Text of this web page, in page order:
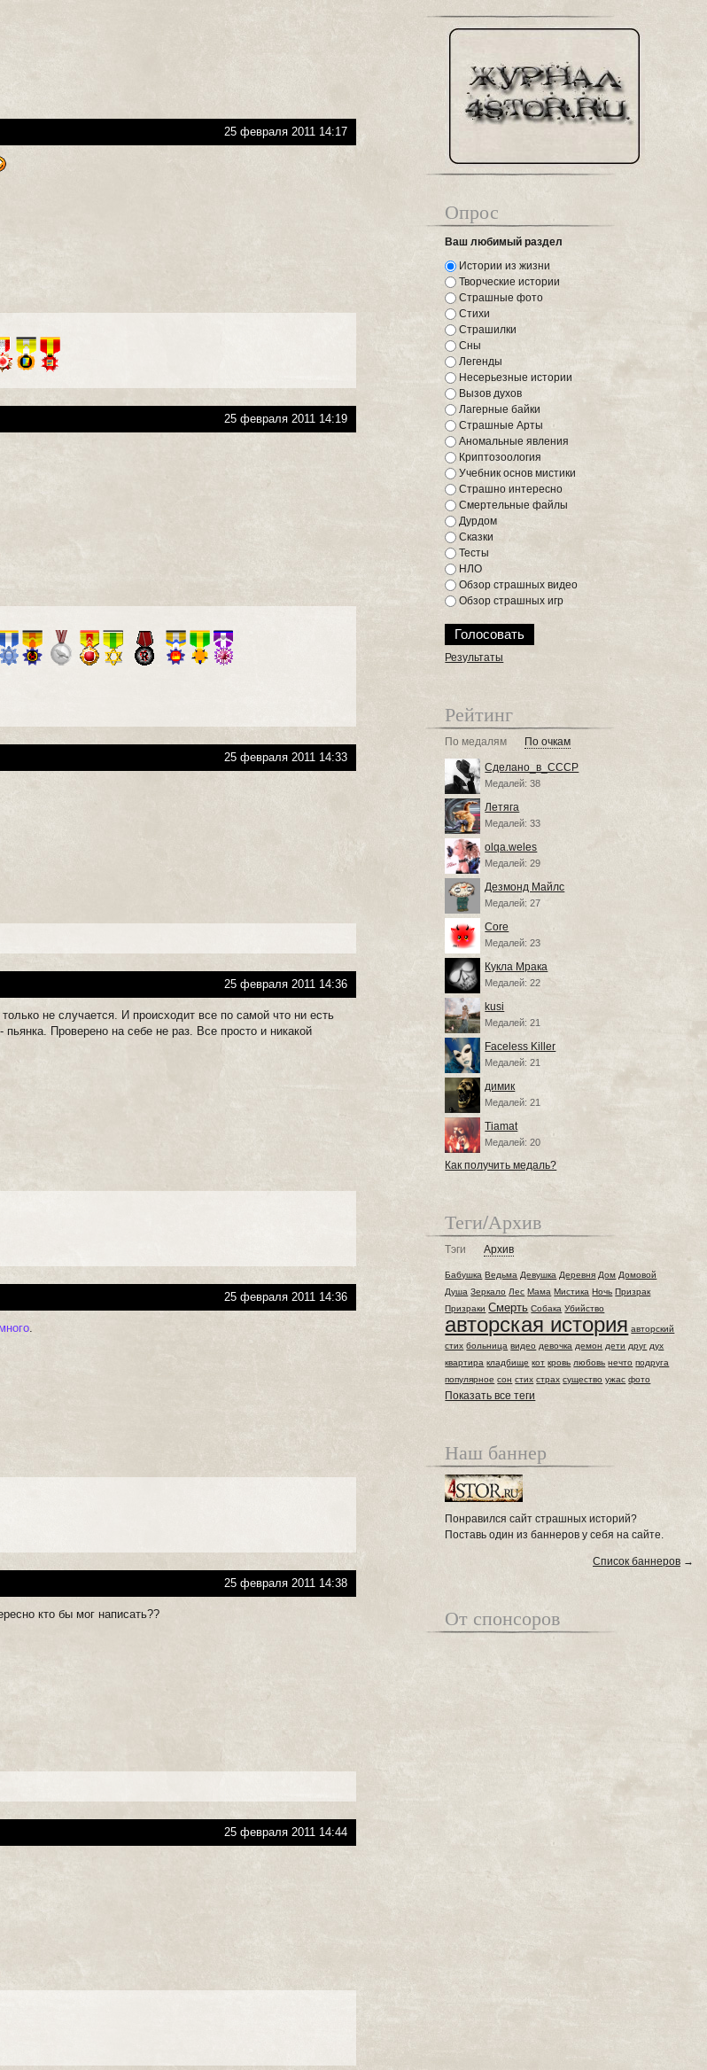
25 февраля 2011 14:17
25 февраля 2011 14:19
25 февраля 2011 14:33
25 февраля 2011 14:36
не случается. И происходит все по самой что ни есть
Проверено на себе не раз. Все просто и никакой
25 февраля 2011 14:36
.
25 февраля 2011 14:38
кто бы мог написать??
25 февраля 2011 14:44
Опрос
Ваш любимый раздел
Истории из жизни
Творческие истории
Страшные фото
Стихи
Страшилки
Сны
Легенды
Несерьезные истории
Вызов духов
Лагерные байки
Страшные Арты
Аномальные явления
Криптозоология
Учебник основ мистики
Страшно интересно
Смертельные файлы
Дурдом
Сказки
Тесты
НЛО
Обзор страшных видео
Обзор страшных игр
Результаты
Рейтинг
По медалям По очкам
Сделано_в_СССР
Медалей: 38
Летяга
Медалей: 33
olqa.weles
Медалей: 29
Дезмонд Майлс
Медалей: 27
Core
Медалей: 23
Кукла Мрака
Медалей: 22
kusi
Медалей: 21
Faceless Killer
Медалей: 21
димик
Медалей: 21
Tiamat
Медалей: 20
Как получить медаль?
Теги/Архив
Тэги Архив
Бабушка Ведьма Девушка Деревня Дом Домовой
Душа Зеркало Лес Мама Мистика Ночь Призрак
Призраки Смерть Собака Убийство
авторская история авторский
стих больница видео девочка демон дети друг дух
квартира кладбище кот кровь любовь нечто подруга
популярное сон стих страх существо ужас фото
Показать все теги
Наш баннер
Понравился сайт страшных историй?
Поставь один из баннеров у себя на сайте.
Список баннеров →
От спонсоров